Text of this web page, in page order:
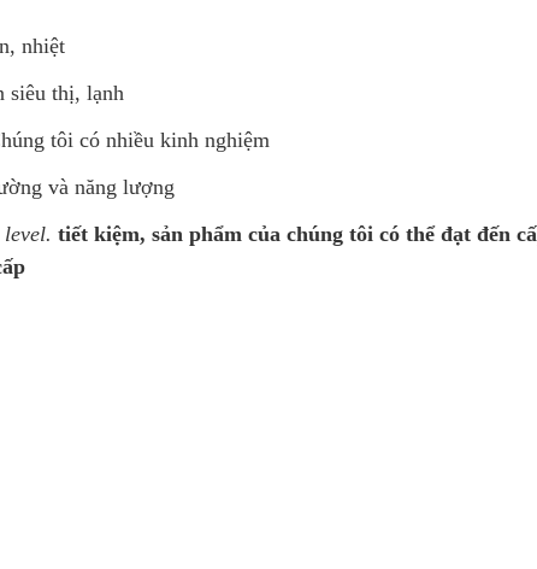
nhiệt
siêu thị, lạnh
tôi có nhiều kinh nghiệm
và năng lượng
tiết kiệm, sản phẩm của chúng tôi có thể đạt đến